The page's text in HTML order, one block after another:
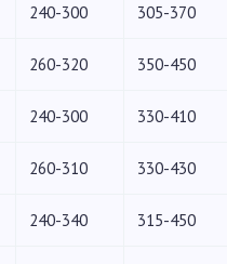
240-300 305-370
260-320 350-450
240-300 330-410
260-310 330-430
240-340 315-450